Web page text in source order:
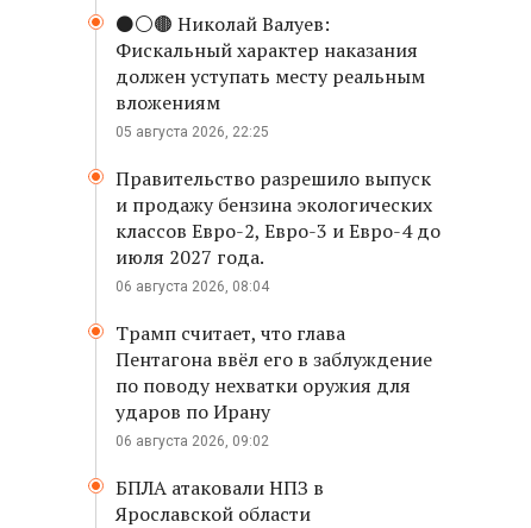
⚫️⚪️🟤 Николай Валуев:
Фискальный характер наказания
должен уступать месту реальным
вложениям
05 августа 2026, 22:25
Правительство разрешило выпуск
и продажу бензина экологических
классов Евро-2, Евро-3 и Евро-4 до
июля 2027 года.
06 августа 2026, 08:04
Трамп считает, что глава
Пентагона ввёл его в заблуждение
по поводу нехватки оружия для
ударов по Ирану
06 августа 2026, 09:02
БПЛА атаковали НПЗ в
Ярославской области